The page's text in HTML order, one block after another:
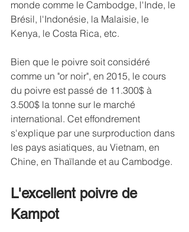
monde comme le Cambodge, l'Inde, le
Brésil, l'Indonésie, la Malaisie, le
Kenya, le Costa Rica, etc.
Bien que le poivre soit considéré
comme un "or noir", en 2015, le cours
du poivre est passé de 11.300$ à
3.500$ la tonne sur le marché
international. Cet effondrement
s'explique par une surproduction dans
les pays asiatiques, au Vietnam, en
Chine, en Thaïlande et au Cambodge.
L'excellent poivre de
Kampot